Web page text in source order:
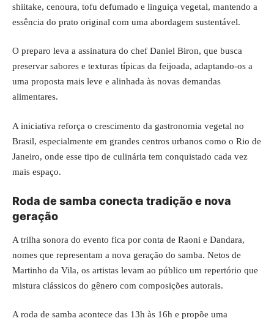
shiitake, cenoura, tofu defumado e linguiça vegetal, mantendo a
essência do prato original com uma abordagem sustentável.
O preparo leva a assinatura do chef Daniel Biron, que busca
preservar sabores e texturas típicas da feijoada, adaptando-os a
uma proposta mais leve e alinhada às novas demandas
alimentares.
A iniciativa reforça o crescimento da gastronomia vegetal no
Brasil, especialmente em grandes centros urbanos como o Rio de
Janeiro, onde esse tipo de culinária tem conquistado cada vez
mais espaço.
Roda de samba conecta tradição e nova
geração
A trilha sonora do evento fica por conta de Raoni e Dandara,
nomes que representam a nova geração do samba. Netos de
Martinho da Vila, os artistas levam ao público um repertório que
mistura clássicos do gênero com composições autorais.
A roda de samba acontece das 13h às 16h e propõe uma